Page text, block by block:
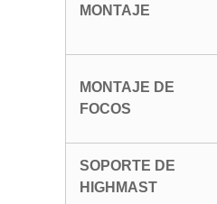
MONTAJE
MONTAJE DE
FOCOS
SOPORTE DE
HIGHMAST